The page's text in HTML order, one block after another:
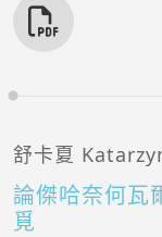
舒卡夏
論傑哈奈何瓦
覓